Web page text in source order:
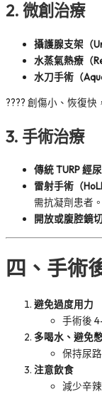
2. 微創治療
攝護腺支架（
水蒸氣熱療（
水刀手術（
???? 創傷小、恢復快
3. 手術治療
傳統 TURP 經
雷射手術（
需抗凝劑患者。
開放或腹腔鏡
四、手術
避免過度用力
手術後
多喝水、避免
保持尿
注意飲食
減少辛